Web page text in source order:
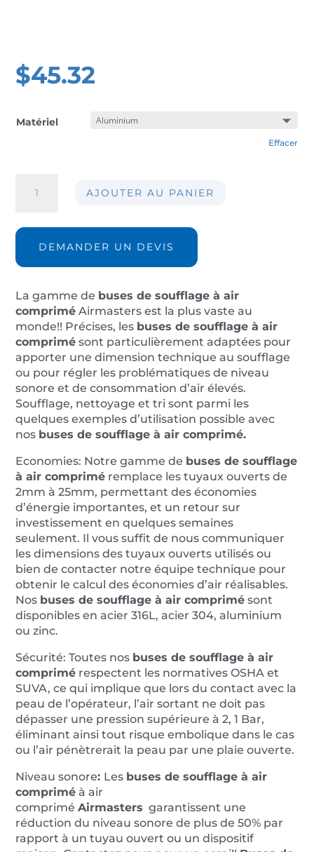
$45.32
Matériel
Effacer
de
soufflage
AIR-
AJOUTER AU PANIER
DEMANDER UN DEVIS
La gamme de buses de soufflage à air
comprimé Airmasters est la plus vaste au
monde!! Précises, les buses de soufflage à air
comprimé sont particulièrement adaptées pour
apporter une dimension technique au soufflage
ou pour régler les problématiques de niveau
sonore et de consommation d’air élevés.
Soufflage, nettoyage et tri sont parmi les
quelques exemples d’utilisation possible avec
nos buses de soufflage à air comprimé.
Economies: Notre gamme de buses de soufflage
à air comprimé remplace les tuyaux ouverts de
2mm à 25mm, permettant des économies
d’énergie importantes, et un retour sur
investissement en quelques semaines
seulement. Il vous suffit de nous communiquer
les dimensions des tuyaux ouverts utilisés ou
bien de contacter notre équipe technique pour
obtenir le calcul des économies d’air réalisables.
Nos buses de soufflage à air comprimé sont
disponibles en acier 316L, acier 304, aluminium
ou zinc.
Sécurité: Toutes nos busesde soufflage à air
comprimé respectent les normatives OSHA et
SUVA, ce qui implique que lors du contact avec la
peau de l’opérateur, l’air sortant ne doit pas
dépasser une pression supérieure à 2, 1 Bar,
éliminant ainsi tout risque embolique dans le cas
ou l’air pénètrerait la peau par une plaie ouverte.
Niveau sonore: Les buses de soufflage à air
comprimé à air
compriméAirmasters garantissent une
réduction du niveau sonore de plus de 50% par
rapport à un tuyau ouvert ou un dispositif